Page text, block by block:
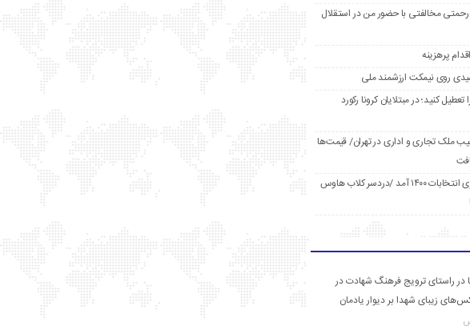
مخالفتی با حضور من در استقلال
پرهزینه
روی نیمکت ارزشمند ملی
تعطیل کنید؛ در مبتلایان کرونا رکورد
ملک تجاری و اداری در تهران/ قیمت‌ها
مردِ خاکستری انتخابات ۱۴۰۰ آمد /دردسر کلاب هاوس
در راستای ترویج فرهنگ شهادت در
زیبای شهدا بر دیوار یادمان